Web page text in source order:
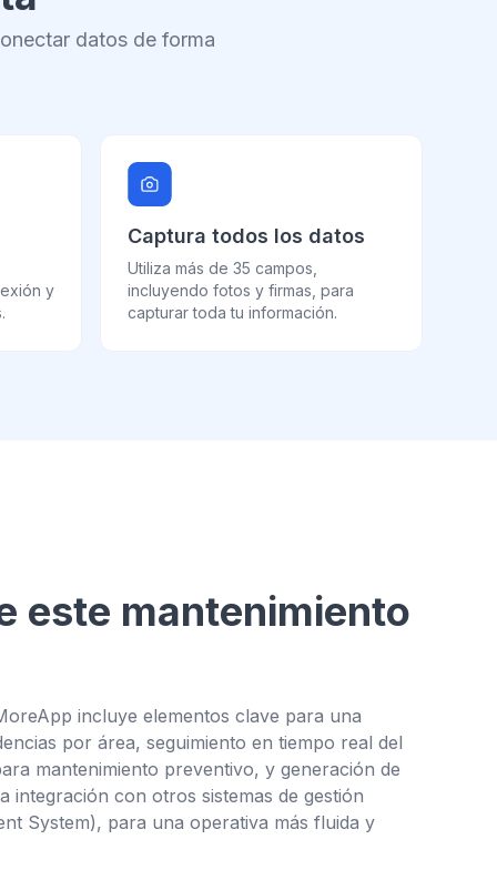
datos de forma
y
Captura todos los datos
Utiliza más de 35 campos,
incluyendo fotos y firmas, para
capturar toda tu información.
este mantenimiento
incluye elementos clave para una
por área, seguimiento en tiempo real del
mantenimiento preventivo, y generación de
integración con otros sistemas de gestión
System), para una operativa más fluida y